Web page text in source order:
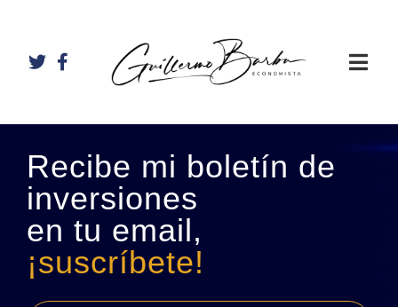
Recibe mi boletín de
inversiones
en tu email,
¡suscríbete!